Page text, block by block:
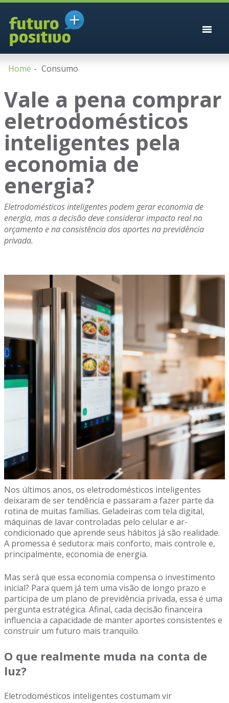
Home Consumo
Vale a pena comprar
eletrodomésticos
inteligentes pela
economia de
energia?
Eletrodomésticos inteligentes podem gerar economia de
energia, mas a decisão deve considerar impacto real no
orçamento e na consistência dos aportes na previdência
privada.
Nos últimos anos, os eletrodomésticos inteligentes
deixaram de ser tendência e passaram a fazer parte da
rotina de muitas famílias. Geladeiras com tela digital,
máquinas de lavar controladas pelo celular e ar-
condicionado que aprende seus hábitos já são realidade.
A promessa é sedutora: mais conforto, mais controle e,
principalmente, economia de energia.
Mas será que essa economia compensa o investimento
inicial? Para quem já tem uma visão de longo prazo e
participa de um plano de previdência privada, essa é uma
pergunta estratégica. Afinal, cada decisão financeira
influencia a capacidade de manter aportes consistentes e
construir um futuro mais tranquilo.
O que realmente muda na conta de
luz?
Eletrodomésticos inteligentes costumam vir